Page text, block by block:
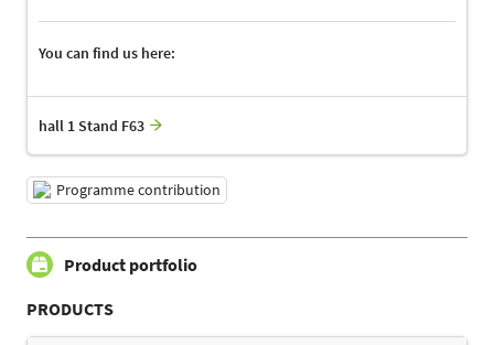
You can find us here:
hall 1 Stand F63
Programme contribution
Product portfolio
PRODUCTS